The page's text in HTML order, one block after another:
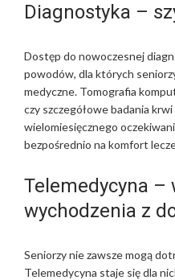
Diagnostyka –
Dostęp do nowoczesnej
powodów, dla których
medyczne. Tomografia
czy szczegółowe badania
wielomiesięcznego
bezpośrednio na komfort
Telemedycyna –
wychodzenia z
Seniorzy nie zawsze mogą
Telemedycyna staje się dla